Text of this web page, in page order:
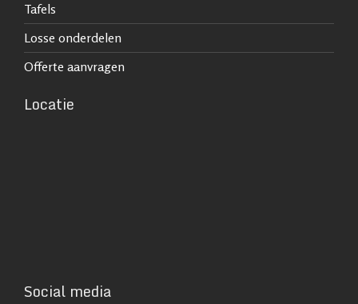
Tafels
Losse onderdelen
Offerte aanvragen
Locatie
Social media